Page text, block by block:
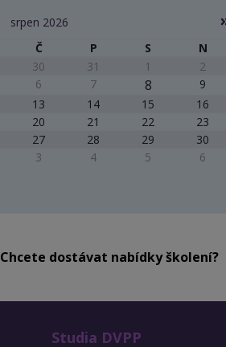
srpen 2026
Č P S
N
30 31 1
2
6 7 8
9
13 14 15
16
20 21 22
23
27 28 29
30
3 4 5 6
Chcete dostávat nabídky školení?
Studia DVPP